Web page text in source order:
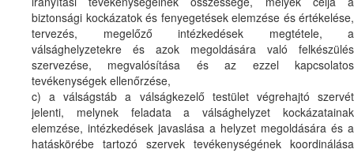
biztonsági kockázatok és fenyegetések elemzése és értékelése,
tervezés, megelőző intézkedések megtétele, a
válsághelyzetekre és azok megoldására való felkészülés
szervezése, megvalósítása és az ezzel kapcsolatos
tevékenységek ellenőrzése,
c) a válságstáb a válságkezelő testület végrehajtó szervét
jelenti, melynek feladata a válsághelyzet kockázatainak
elemzése, intézkedések javaslása a helyzet megoldására és a
hatáskörébe tartozó szervek tevékenységének koordinálása